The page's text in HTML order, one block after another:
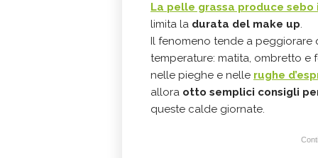
La pelle grassa produce sebo
limita la durata del make up.
Il fenomeno tende a peggiorare
temperature: matita, ombretto
nelle pieghe e nelle rughe
allora otto semplici consigli
queste calde giornate.